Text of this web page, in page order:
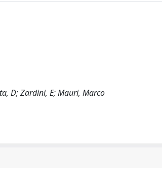
D; Zardini, E; Mauri, Marco